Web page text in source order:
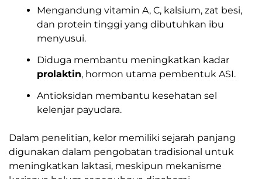
1. Ekstrak Daun Kelor (Moringa oleifera)
Fungsi utama:Mendukung hormon prolaktin dan
nutrisi ibu menyusui
Daun kelor adalah salah satu bahan herbal paling
populer sebagaigalactagogue alami(zat yang
membantu produksi ASI).
Cara Kerja
Mengandung vitamin A, C, kalsium, zat besi,
dan protein tinggi yang dibutuhkan ibu
menyusui.